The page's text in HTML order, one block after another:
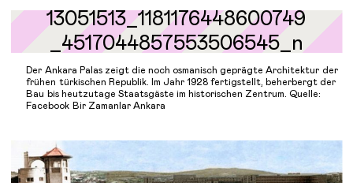
Der Ankara Palas zeigt die noch osmanisch geprägte Architektur der
frühen türkischen Republik. Im Jahr 1928 fertigstellt, beherbergt der
Bau bis heutzutage Staatsgäste im historischen Zentrum. Quelle:
Facebook Bir Zamanlar Ankara